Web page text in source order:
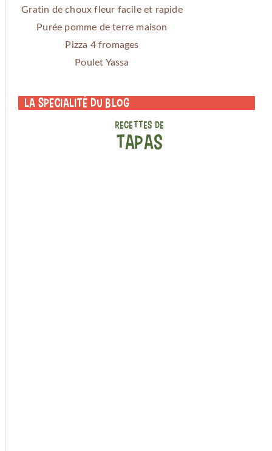
Gratin de choux fleur facile et rapide
Purée pomme de terre maison
Pizza 4 fromages
Poulet Yassa
La specialité du blog
RECETTES DE
TAPAS